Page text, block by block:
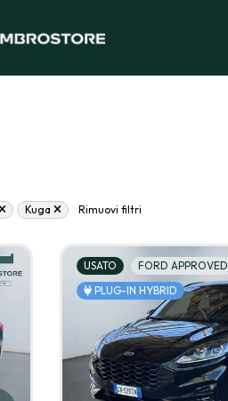
Kuga Rimuovi filtri
USATO
FORD APPROVED
PLUG-IN HYBRID